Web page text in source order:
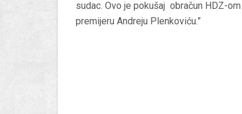
sudac. Ovo je pokušaj obračun HDZ-
premijeru Andreju Plenkoviću.”